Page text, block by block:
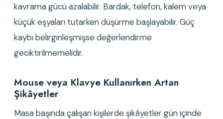
kavrama gücü azalabilir. Bardak, telefon, kalem veya
küçük eşyaları tutarken düşürme başlayabilir. Güç
kaybı belirginleşmişse değerlendirme
geciktirilmemelidir.
Mouse veya Klavye Kullanırken Artan
Şikâyetler
Masa başında çalışan kişilerde şikâyetler gün içinde